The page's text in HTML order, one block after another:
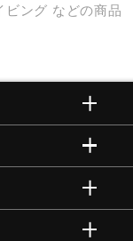
ビング などの商品